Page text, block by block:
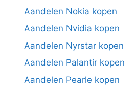
Aandelen Nokia kopen
Aandelen Nvidia kopen
Aandelen Nyrstar kopen
Aandelen Palantir kopen
Aandelen Pearle kopen